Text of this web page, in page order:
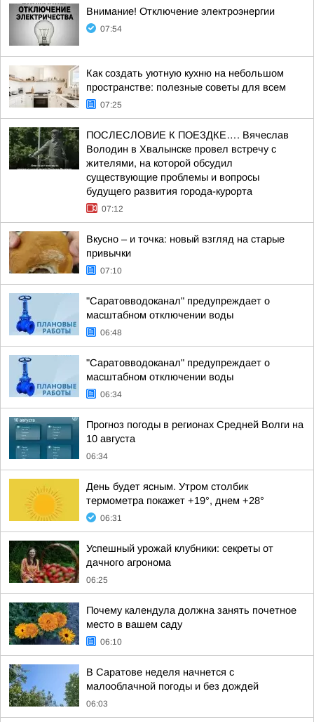
Внимание! Отключение электроэнергии
07:54
Как создать уютную кухню на небольшом
пространстве: полезные советы для всем
07:25
ПОСЛЕСЛОВИЕ К ПОЕЗДКЕ…. Вячеслав
Володин в Хвалынске провел встречу с
жителями, на которой обсудил
существующие проблемы и вопросы
будущего развития города-курорта
07:12
Вкусно – и точка: новый взгляд на старые
привычки
07:10
"Саратовводоканал" предупреждает о
масштабном отключении воды
06:48
"Саратовводоканал" предупреждает о
масштабном отключении воды
06:34
Прогноз погоды в регионах Средней Волги на
10 августа
06:34
День будет ясным. Утром столбик
термометра покажет +19°, днем +28°
06:31
Успешный урожай клубники: секреты от
дачного агронома
06:25
Почему календула должна занять почетное
место в вашем саду
06:10
В Саратове неделя начнется с
малооблачной погоды и без дождей
06:03